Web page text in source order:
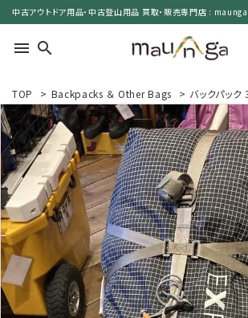
中古アウトドア用品・中古登山用品 買取・販売専門店 :
menu search
search
カテゴリーで選ぶ
サイズで選ぶ
特集で選ぶ
価格で選ぶ
TOP > Backpacks ＆ Other Bags > バックパック